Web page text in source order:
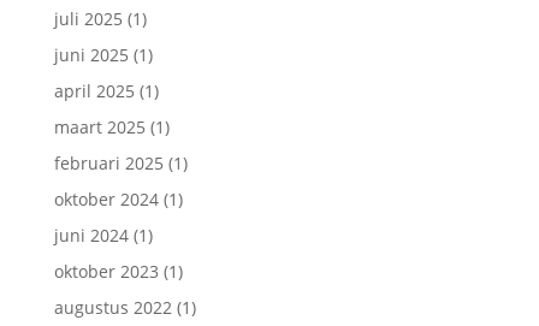
juli 2025 (1)
juni 2025 (1)
april 2025 (1)
maart 2025 (1)
februari 2025 (1)
oktober 2024(1)
juni 2024(1)
oktober 2023 (1)
augustus 2022 (1)